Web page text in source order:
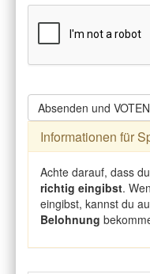
Absenden und
Informationen für
Achte darauf, dass
richtig eingibst.
eingibst, kannst du
Belohnung